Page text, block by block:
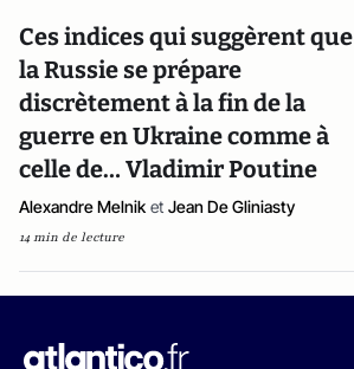
Ces indices qui suggèrent que
la Russie se prépare
discrètement à la fin de la
guerre en Ukraine comme à
celle de… Vladimir Poutine
Alexandre Melnik et Jean De Gliniasty
14 min de lecture